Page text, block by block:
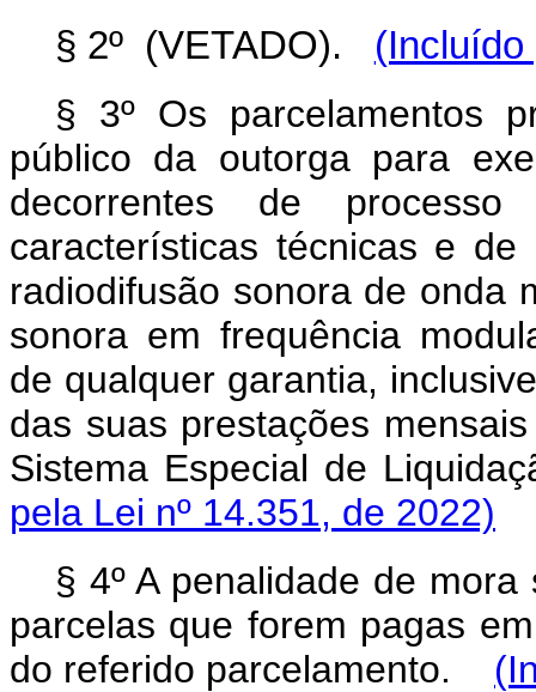
§ 2º (VETADO).
(Incluído
§ 3º Os parcelamentos
público da outorga para
decorrentes de
características técnicas e
radiodifusão sonora de onda
sonora em frequência
de qualquer garantia,
das suas prestações
Sistema Especial de
pela Lei nº 14.351, de 2022)
§ 4º A penalidade de
parcelas que forem pagas
do referido parcelamento.